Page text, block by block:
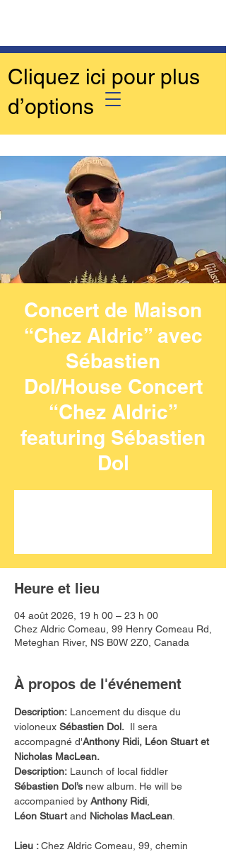
Cliquez ici pour plus
d’options
Concert de Maison
“Chez Aldric” avec
Sébastien
Dol/House Concert
“Chez Aldric”
featuring Sébastien
Dol
Heure et lieu
04 août 2026, 19 h 00 – 23 h 00
Chez Aldric Comeau, 99 Henry Comeau Rd,
Meteghan River, NS B0W 2Z0, Canada
À propos de l'événement
Description: Lancement du disque du
violoneux Sébastien Dol. Il sera
accompagné d'Anthony Ridi, Léon Stuart et
Nicholas MacLean.
Description: Launch of local fiddler
Sébastien Dol’s new album. He will be
accompanied by Anthony Ridi
Léon Stuart and Nicholas MacLean
Lieu : Chez Aldric Comeau, 99, chemin